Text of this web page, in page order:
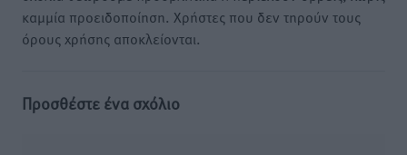
καμμία προειδοποίηση. Χρήστες που δεν τηρούν τους
όρους χρήσης αποκλείονται.
Προσθέστε ένα σχόλιο